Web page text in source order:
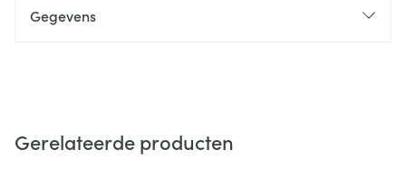
Gegevens
Gerelateerde producten